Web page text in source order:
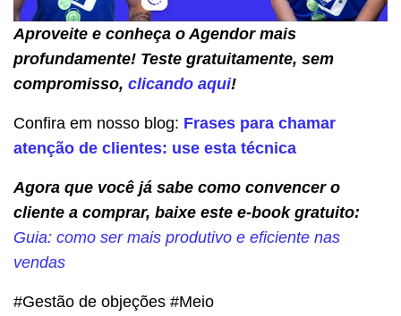
Aproveite e conheça o Agendor mais
profundamente! Teste gratuitamente, sem
compromisso, clicando aqui!
Confira em nosso blog: Frases para chamar
atenção de clientes: use esta técnica
Agora que você já sabe como convencer o
cliente a comprar, baixe este e-book gratuito:
Guia: como ser mais produtivo e eficiente nas
vendas
#Gestão de objeções #Meio